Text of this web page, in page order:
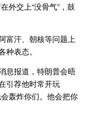
外交上“没骨气”，鼓
汗、朝核等问题上
表态。
报道，特朗普会晤
引荐他时常开玩
轰炸你们。他会把你